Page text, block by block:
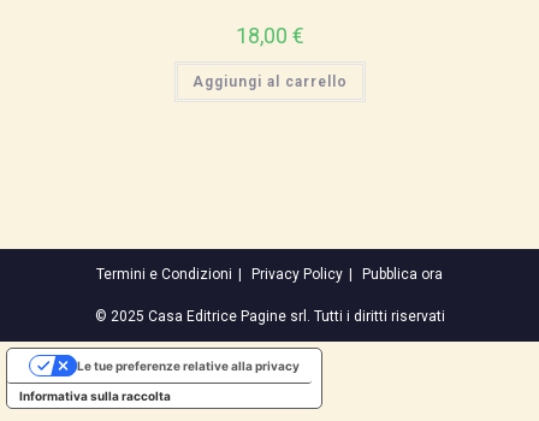
18,00 €
Aggiungi al carrello
Termini e Condizioni Privacy Policy Pubblica ora
© 2025 Casa Editrice Pagine srl. Tutti i diritti riservati
Informativa sulla raccolta
Le tue preferenze relative alla privacy